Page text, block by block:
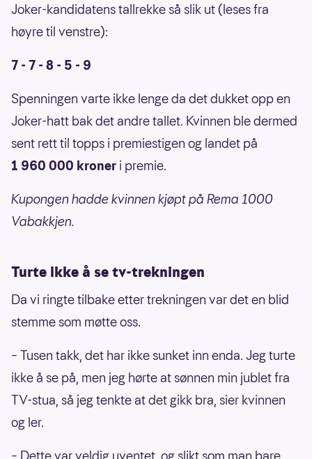
Joker-kandidatens tallrekke så slik ut (leses fra
høyre til venstre):
7 - 7 - 8 - 5 - 9
Spenningen varte ikke lenge da det dukket opp en
Joker-hatt bak det andre tallet. Kvinnen ble dermed
sent rett til topps i premiestigen og landet på
1 960 000 kroner i premie.
Kupongen hadde kvinnen kjøpt på Rema 1000
Vabakkjen.
Turte ikke å se tv-trekningen
Da vi ringte tilbake etter trekningen var det en blid
stemme som møtte oss.
– Tusen takk, det har ikke sunket inn enda. Jeg turte
ikke å se på, men jeg hørte at sønnen min jublet fra
TV-stua, så jeg tenkte at det gikk bra, sier kvinnen
og ler.